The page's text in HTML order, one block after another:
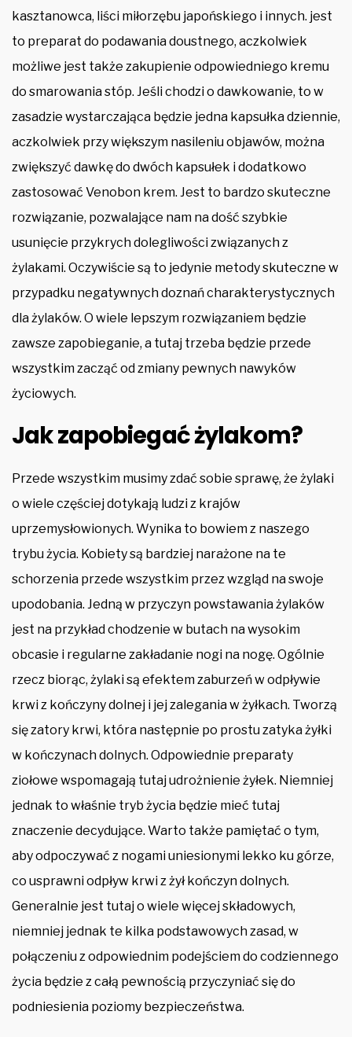
kasztanowca, liści miłorzębu japońskiego i innych. jest
to preparat do podawania doustnego, aczkolwiek
możliwe jest także zakupienie odpowiedniego kremu
do smarowania stóp. Jeśli chodzi o dawkowanie, to w
zasadzie wystarczająca będzie jedna kapsułka dziennie,
aczkolwiek przy większym nasileniu objawów, można
zwiększyć dawkę do dwóch kapsułek i dodatkowo
zastosować Venobon krem. Jest to bardzo skuteczne
rozwiązanie, pozwalające nam na dość szybkie
usunięcie przykrych dolegliwości związanych z
żylakami. Oczywiście są to jedynie metody skuteczne w
przypadku negatywnych doznań charakterystycznych
dla żylaków. O wiele lepszym rozwiązaniem będzie
zawsze zapobieganie, a tutaj trzeba będzie przede
wszystkim zacząć od zmiany pewnych nawyków
życiowych.
Jak zapobiegać żylakom?
Przede wszystkim musimy zdać sobie sprawę, że żylaki
o wiele częściej dotykają ludzi z krajów
uprzemysłowionych. Wynika to bowiem z naszego
trybu życia. Kobiety są bardziej narażone na te
schorzenia przede wszystkim przez wzgląd na swoje
upodobania. Jedną w przyczyn powstawania żylaków
jest na przykład chodzenie w butach na wysokim
obcasie i regularne zakładanie nogi na nogę. Ogólnie
rzecz biorąc, żylaki są efektem zaburzeń w odpływie
krwi z kończyny dolnej i jej zalegania w żyłkach. Tworzą
się zatory krwi, która następnie po prostu zatyka żyłki
w kończynach dolnych. Odpowiednie preparaty
ziołowe wspomagają tutaj udrożnienie żyłek. Niemniej
jednak to właśnie tryb życia będzie mieć tutaj
znaczenie decydujące. Warto także pamiętać o tym,
aby odpoczywać z nogami uniesionymi lekko ku górze,
co usprawni odpływ krwi z żył kończyn dolnych.
Generalnie jest tutaj o wiele więcej składowych,
niemniej jednak te kilka podstawowych zasad, w
połączeniu z odpowiednim podejściem do codziennego
życia będzie z całą pewnością przyczyniać się do
podniesienia poziomy bezpieczeństwa.